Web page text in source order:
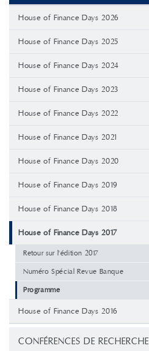
House of Finance Days 2026
House of Finance Days 2025
House of Finance Days 2024
House of Finance Days 2023
House of Finance Days 2022
House of Finance Days 2021
House of Finance Days 2020
House of Finance Days 2019
House of Finance Days 2018
House of Finance Days 2017
Retour sur l'édition 2017
Numéro Spécial Revue Banque
Programme
House of Finance Days 2016
CONFÉRENCES DE RECHERCHE